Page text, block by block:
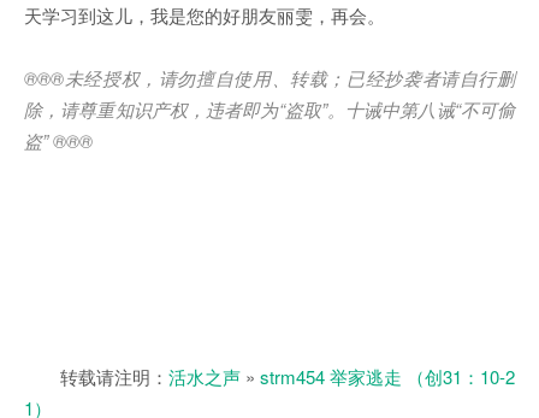
天学习到这儿，我是您的好朋友丽雯，再会。
®®®未经授权，请勿擅自使用、转载；已经抄袭者请自行删
除，请尊重知识产权，违者即为“盗取”。十诫中第八诫“不可偷
盗” ®®®
转载请注明： 活水之声 » strm454 举家逃走 （创31：10-2
1）